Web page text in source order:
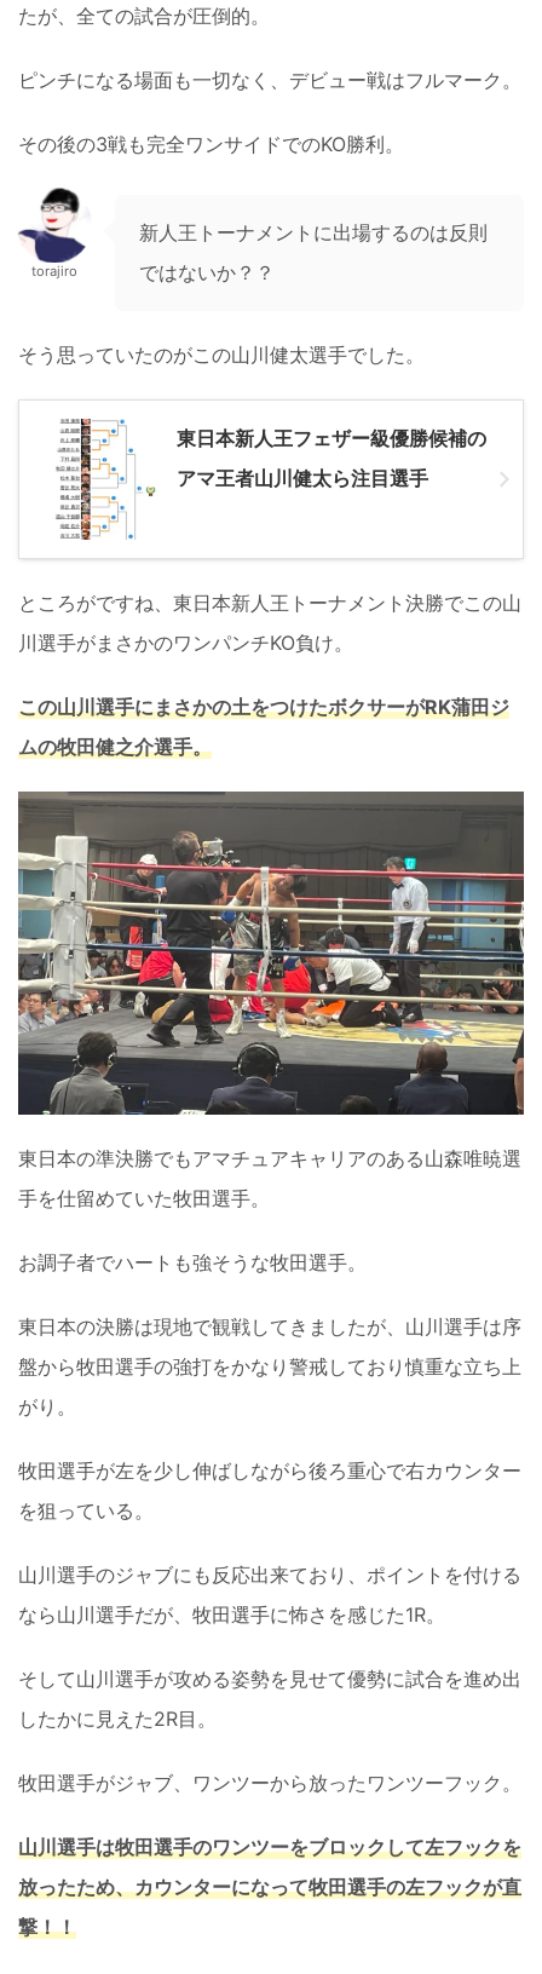
たが、全ての試合が圧倒的。
ピンチになる場面も一切なく、デビュー戦はフルマーク。
その後の3戦も完全ワンサイドでのKO勝利。
torajiro
新人王トーナメントに出場するのは反則
ではないか？？
そう思っていたのがこの山川健太選手でした。
東日本新人王フェザー級優勝候補の
アマ王者山川健太ら注目選手
ところがですね、東日本新人王トーナメント決勝でこの山
川選手がまさかのワンパンチKO負け。
この山川選手にまさかの土をつけたボクサーがRK蒲田ジ
ムの牧田健之介選手。
東日本の準決勝でもアマチュアキャリアのある山森唯暁選
手を仕留めていた牧田選手。
お調子者でハートも強そうな牧田選手。
東日本の決勝は現地で観戦してきましたが、山川選手は序
盤から牧田選手の強打をかなり警戒しており慎重な立ち上
がり。
牧田選手が左を少し伸ばしながら後ろ重心で右カウンター
を狙っている。
山川選手のジャブにも反応出来ており、ポイントを付ける
なら山川選手だが、牧田選手に怖さを感じた1R。
そして山川選手が攻める姿勢を見せて優勢に試合を進め出
したかに見えた2R目。
牧田選手がジャブ、ワンツーから放ったワンツーフック。
山川選手は牧田選手のワンツーをブロックして左フックを
放ったため、カウンターになって牧田選手の左フックが直
撃！！